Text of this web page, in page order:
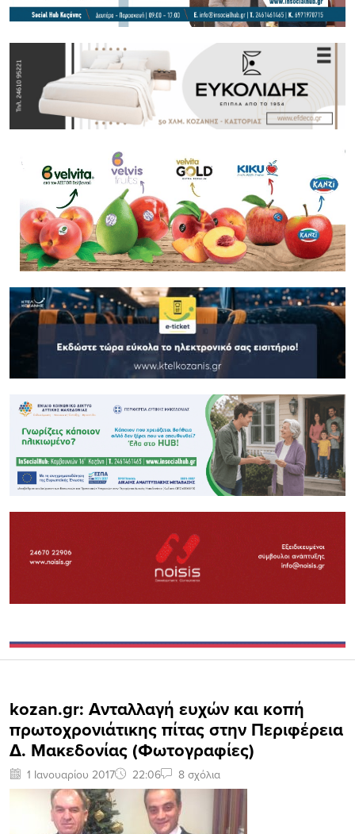
kozan.gr: Ανταλλαγή ευχών και κοπή
πρωτοχρονιάτικης πίτας στην Περιφέρεια
Δ. Μακεδονίας (Φωτογραφίες)
1 Ιανουαρίου 2017 22:06 8 σχόλια